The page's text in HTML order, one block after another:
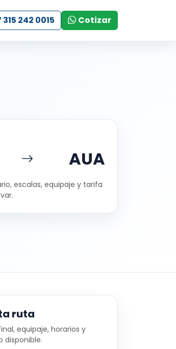
315 242 0015 Cotizar
AUA
escalas, equipaje y tarifa
ruta
equipaje, horarios y
disponible.